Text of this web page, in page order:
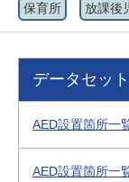
保育所 放課後
データセッ
AED設置箇所一
AED設置箇所一